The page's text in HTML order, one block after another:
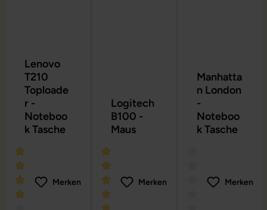
Lenovo
T210
Toploade
r -
Noteboo
k Tasche
Merken
Logitech
B100 -
Maus
Merken
Manhatta
n London
-
Noteboo
k Tasche
Merken